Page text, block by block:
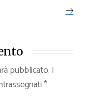
pubblicato. I
*